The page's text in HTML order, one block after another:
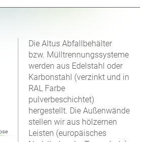
Die Altus Abfallbehälter
bzw. Mülltrennungssysteme
werden aus Edelstahl oder
Karbonstahl (verzinkt und in
RAL Farbe
pulverbeschichtet)
hergestellt. Die Außenwände
stellen wir aus hölzernen
Leisten (europäisches